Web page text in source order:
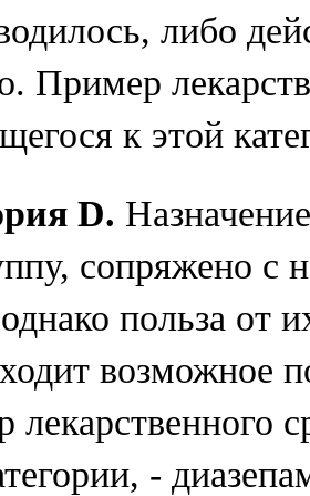
либо
Пример
к этой
D.
сопряжено с
польза от
возможное
лекарственного
-